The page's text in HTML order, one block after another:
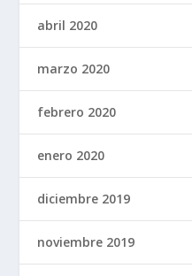
abril 2020
marzo 2020
febrero 2020
enero 2020
diciembre 2019
noviembre 2019